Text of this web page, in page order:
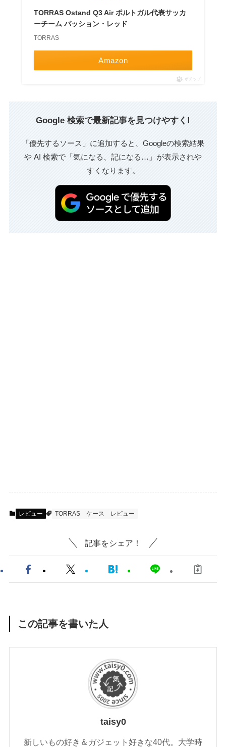
TORRAS Ostand Q3 Air ポルトガル代表サッカ
ーチーム パッション・レッド
TORRAS
Amazon
ポチップ
Google 検索で最新記事を見つけやすく!
「優先するソース」に追加すると、Googleの検索結果
や AI 検索で「気になる、記になる…」が表示されや
すくなります。
レビュー TORRAS ケース レビュー
記事をシェア！
この記事を書いた人
taisy0
新しいもの好き＆ガジェット好きな40代。大学時